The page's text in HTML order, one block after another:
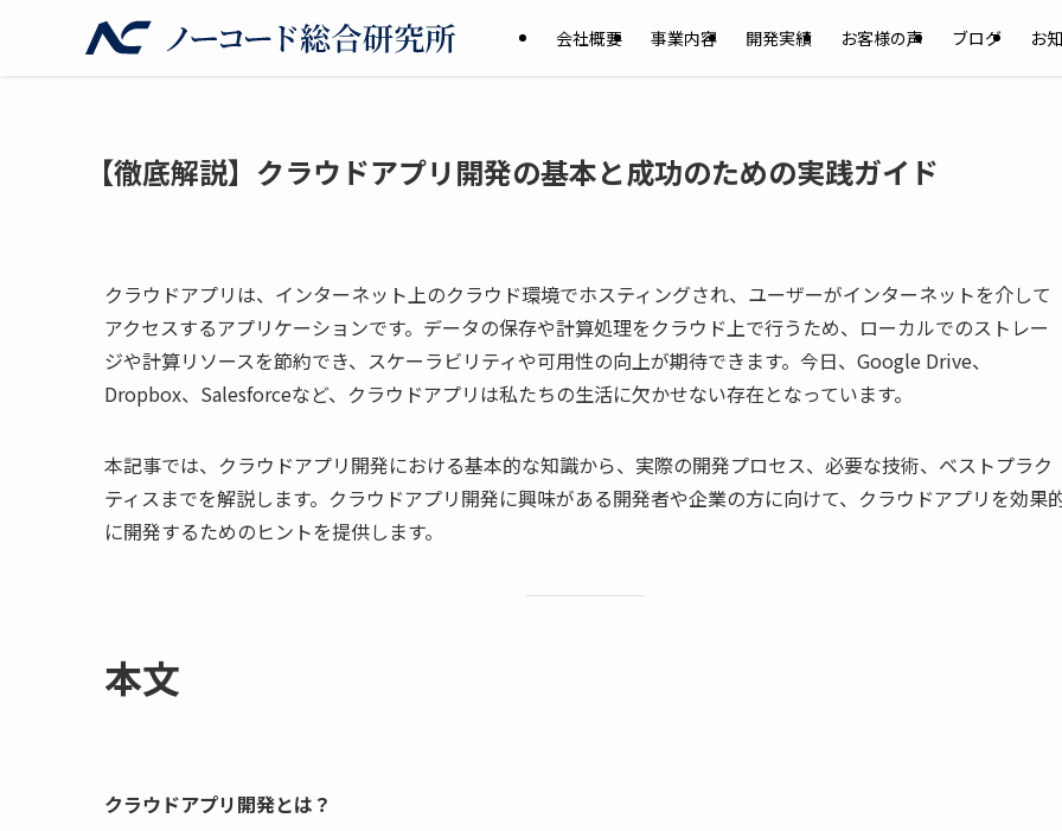
会社概要 事業内容 開発実績 お客様の声 ブログ お
【徹底解説】クラウドアプリ開発の基本と成功のための実践ガイド
クラウドアプリは、インターネット上のクラウド環境でホスティングされ、ユーザーがインターネットを介して
アクセスするアプリケーションです。データの保存や計算処理をクラウド上で行うため、ローカルでのストレー
ジや計算リソースを節約でき、スケーラビリティや可用性の向上が期待できます。今日、Google Drive、
Dropbox、Salesforceなど、クラウドアプリは私たちの生活に欠かせない存在となっています。
本記事では、クラウドアプリ開発における基本的な知識から、実際の開発プロセス、必要な技術、ベストプラク
ティスまでを解説します。クラウドアプリ開発に興味がある開発者や企業の方に向けて、クラウドアプリを効果
に開発するためのヒントを提供します。
本文
クラウドアプリ開発とは？